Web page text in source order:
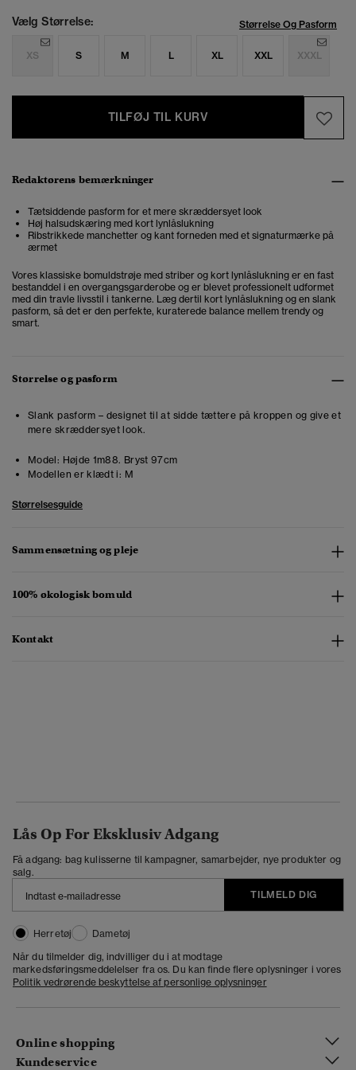
Vælg Størrelse: Størrelse Og Pasform
XS S M L XL XXL XXXL
TILFØJ TIL KURV
Redaktørens bemærkninger
Tætsiddende pasform for et mere skræddersyet look
Høj halsudskæring med kort lynlåslukning
Ribstrikkede manchetter og kant forneden med et signaturmærke på
ærmet
Vores klassiske bomuldstrøje med striber og kort lynlåslukning er en fast
bestanddel i en overgangsgarderobe og er blevet professionelt udformet
med din travle livsstil i tankerne. Læg dertil kort lynlåslukning og en slank
pasform, så det er den perfekte, kuraterede balance mellem trendy og
smart.
Størrelse og pasform
Slank pasform – designet til at sidde tættere på kroppen og give et
mere skræddersyet look.
Model: Højde 1m88. Bryst 97cm
Modellen er klædt i: M
Størrelsesguide
Sammensætning og pleje
100% økologisk bomuld
Kontakt
Lås Op For Eksklusiv Adgang
Få adgang: bag kulisserne til kampagner, samarbejder, nye produkter og
salg.
TILMELD DIG
Herretøj
Dametøj
Når du tilmelder dig, indvilliger du i at modtage
markedsføringsmeddelelser fra os. Du kan finde flere oplysninger i vores
Politik vedrørende beskyttelse af personlige oplysninger
Online shopping
Kundeservice